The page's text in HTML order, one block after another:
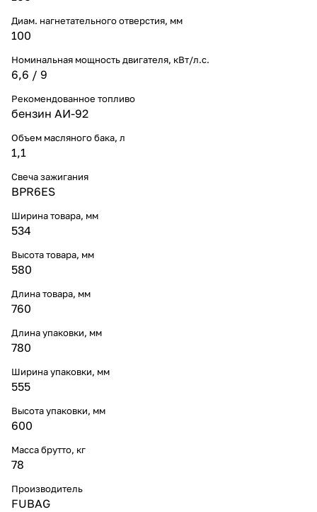
Диам. нагнетательного отверстия, мм
100
Номинальная мощность двигателя, кВт/л.с.
6,6 / 9
Рекомендованное топливо
бензин АИ-92
Объем масляного бака, л
1,1
Свеча зажигания
BPR6ES
Ширина товара, мм
534
Высота товара, мм
580
Длина товара, мм
760
Длина упаковки, мм
780
Ширина упаковки, мм
555
Высота упаковки, мм
600
Масса брутто, кг
78
Производитель
FUBAG